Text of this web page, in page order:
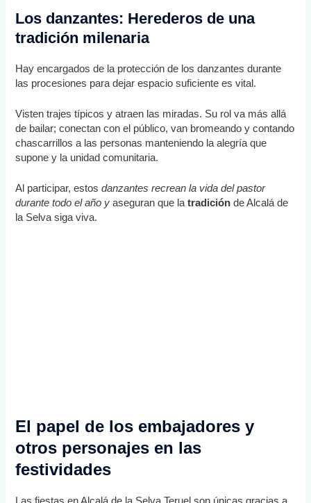
Los danzantes: Herederos de una
tradición milenaria
Hay encargados de la protección de los danzantes durante
las procesiones para dejar espacio suficiente es vital.
Visten trajes típicos y atraen las miradas. Su rol va más allá
de bailar; conectan con el público, van bromeando y contando
chascarrillos a las personas manteniendo la alegría que
supone y la unidad comunitaria.
Al participar, estosdanzantes recrean la vida del pastor
durante todo el año y aseguran que latradición de Alcalá de
la Selva siga viva.
El papel de los embajadores y
otros personajes en las
festividades
Las fiestas en Alcalá de la Selva Teruel son únicas gracias a